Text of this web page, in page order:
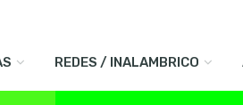
REDES / INALAMBRICO